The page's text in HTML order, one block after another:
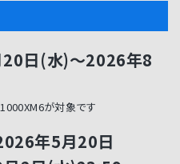
20日(水)～2026年8
が対象です
年5月20日